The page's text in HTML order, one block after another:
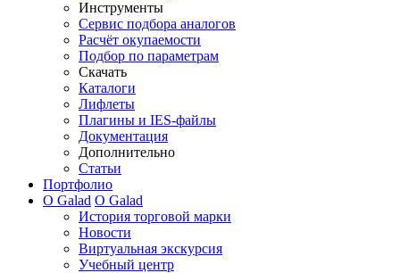
Инструменты
Сервис подбора аналогов
Расчёт окупаемости
Подбор по параметрам
Скачать
Каталоги
Лифлеты
Плагины и IES-файлы
Документация
Дополнительно
Статьи
Портфолио
О Galad О Galad
История торговой марки
Новости
Виртуальная экскурсия
Учебный центр